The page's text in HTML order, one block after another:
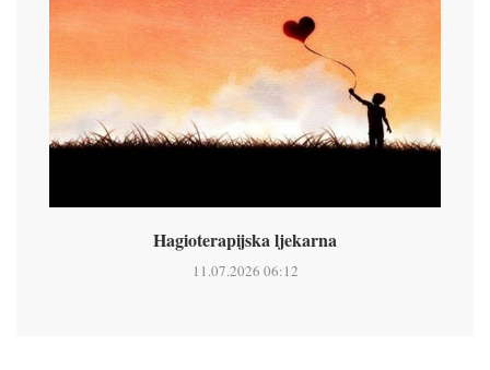
Hagioterapijska ljekarna
11.07.2026 06:12